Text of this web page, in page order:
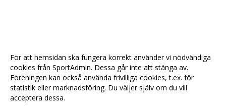
För att hemsidan ska fungera korrekt använder vi nödvändiga
cookies från SportAdmin. Dessa går inte att stänga av.
Föreningen kan också använda frivilliga cookies, t.ex. för
statistik eller marknadsföring. Du väljer själv om du vill
acceptera dessa.